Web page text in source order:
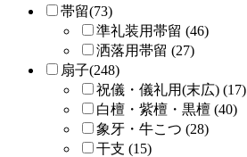
帯留(73)
準礼装用帯留 (46)
洒落用帯留 (27)
扇子(248)
祝儀・儀礼用(末広) (17)
白檀・紫檀・黒檀 (40)
象牙・牛こつ (28)
干支 (15)